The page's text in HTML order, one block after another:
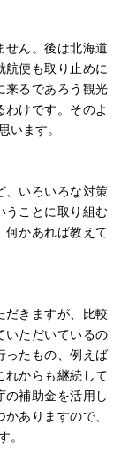
せん。後は北海道
便も取り止めに
来るであろう観光
けです。そのよ
ます。
、いろいろな対策
うことに取り組む
何かあれば教えて
だきますが、比較
いただいているの
ったもの、例えば
からも継続して
補助金を活用し
ありますので、